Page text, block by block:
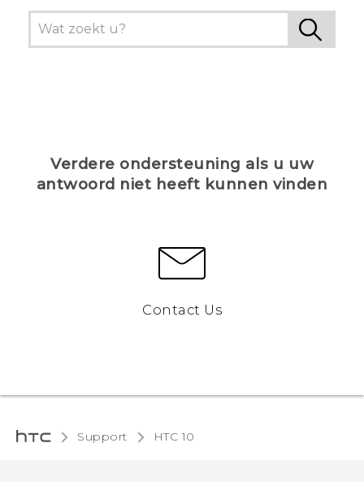
HTC-apparaten & -accessoires
Verdere ondersteuning als u uw
antwoord niet heeft kunnen vinden
Contact Us
Support HTC 10‎